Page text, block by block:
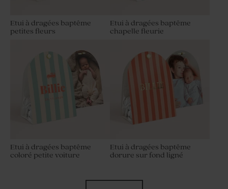
Etui à dragées baptême
petites fleurs
Etui à dragées baptême
chapelle fleurie
Etui à dragées baptême
coloré petite voiture
Etui à dragées baptême
dorure sur fond ligné